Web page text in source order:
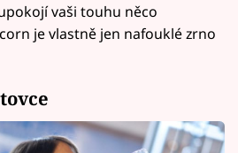
vaši touhu něco
je vlastně jen nafouklé zrno